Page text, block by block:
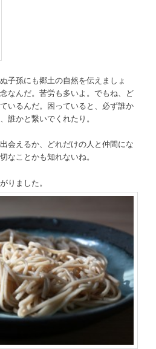
子孫にも郷土の自然を伝えましょ
なんだ。苦労も多いよ。でもね、ど
いるんだ。困っていると、必ず誰か
誰かと繋いでくれたり。
会えるか、どれだけの人と仲間にな
なことかも知れないね。
りました。